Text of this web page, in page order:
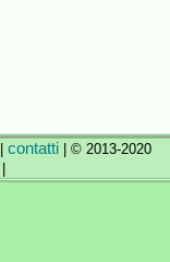
contatti| © 2013-2020